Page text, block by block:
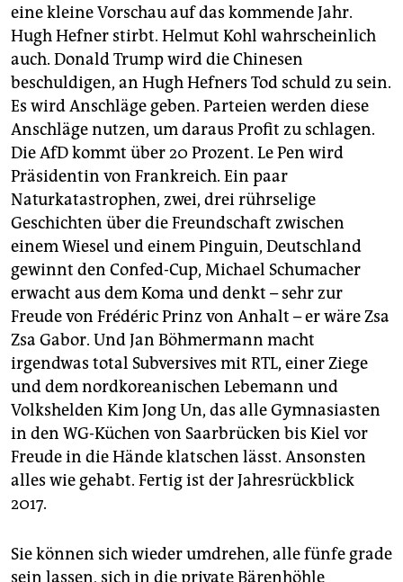
eine kleine Vorschau auf das kommende Jahr.
Hugh Hefner stirbt. Helmut Kohl wahrscheinlich
auch. Donald Trump wird die Chinesen
beschuldigen, an Hugh Hefners Tod schuld zu sein.
Es wird Anschläge geben. Parteien werden diese
Anschläge nutzen, um daraus Profit zu schlagen.
Die AfD kommt über 20 Prozent. Le Pen wird
Präsidentin von Frankreich. Ein paar
Naturkatastrophen, zwei, drei rührselige
Geschichten über die Freundschaft zwischen
einem Wiesel und einem Pinguin, Deutschland
gewinnt den Confed-Cup, Michael Schumacher
erwacht aus dem Koma und denkt – sehr zur
Freude von Frédéric Prinz von Anhalt – er wäre Zsa
Zsa Gabor. Und Jan Böhmermann macht
irgendwas total Subversives mit RTL, einer Ziege
und dem nordkoreanischen Lebemann und
Volkshelden Kim Jong Un, das alle Gymnasiasten
in den WG-Küchen von Saarbrücken bis Kiel vor
Freude in die Hände klatschen lässt. Ansonsten
alles wie gehabt. Fertig ist der Jahresrückblick
2017.
Sie können sich wieder umdrehen, alle fünfe grade
sein lassen, sich in die private Bärenhöhle